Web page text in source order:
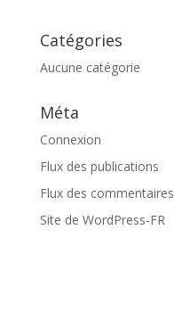
Catégories
Aucune catégorie
Méta
Connexion
Flux des publications
Flux des commentaires
Site de WordPress-FR